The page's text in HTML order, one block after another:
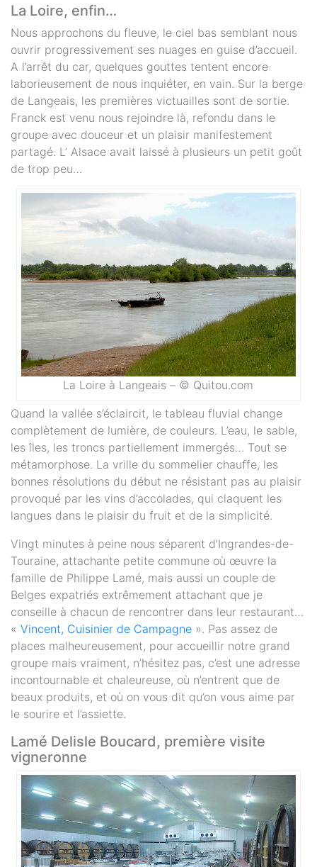
La Loire, enfin…
Nous approchons du fleuve, le ciel bas semblant nous
ouvrir progressivement ses nuages en guise d’accueil.
A l’arrêt du car, quelques gouttes tentent encore
laborieusement de nous inquiéter, en vain. Sur la berge
de Langeais, les premières victuailles sont de sortie.
Franck est venu nous rejoindre là, refondu dans le
groupe avec douceur et un plaisir manifestement
partagé. L’ Alsace avait laissé à plusieurs un petit goût
de trop peu…
La Loire à Langeais – © Quitou.com
Quand la vallée s’éclaircit, le tableau fluvial change
complètement de lumière, de couleurs. L’eau, le sable,
les îles, les troncs partiellement immergés… Tout se
métamorphose. La vrille du sommelier chauffe, les
bonnes résolutions du début ne résistant pas au plaisir
provoqué par les vins d’accolades, qui claquent les
langues dans le plaisir du fruit et de la simplicité.
Vingt minutes à peine nous séparent d’Ingrandes-de-
Touraine, attachante petite commune où œuvre la
famille de Philippe Lamé, mais aussi un couple de
Belges expatriés extrêmement attachant que je
conseille à chacun de rencontrer dans leur restaurant…
« Vincent, Cuisinier de Campagne ». Pas assez de
places malheureusement, pour accueillir notre grand
groupe mais vraiment, n’hésitez pas, c’est une adresse
incontournable et chaleureuse, où n’entrent que de
beaux produits, et où on vous dit qu’on vous aime par
le sourire et l’assiette.
Lamé Delisle Boucard, première visite
vigneronne